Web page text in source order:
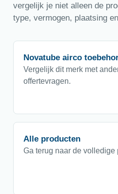
vergelijk je niet alleen de
type, vermogen, plaatsing
Novatube airco
Vergelijk dit merk met
offertevragen.
Alle producten
Ga terug naar de volledige